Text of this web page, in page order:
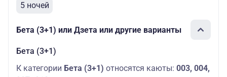
5 ночей
Бета (3+1) или Дзета или другие варианты
Бета (3+1)
К категории Бета (3+1) относятся каюты: 003, 004,